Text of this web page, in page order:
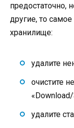
предостаточно,
другие, то
хранилище:
удалите
очистите
удалите